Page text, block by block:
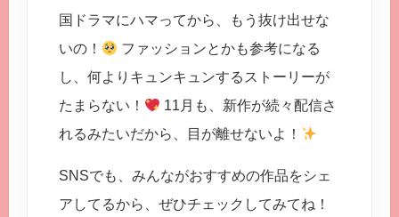
国ドラマにハマってから、もう抜け出せな
いの！
ファッションとかも参考になる
し、何よりキュンキュンするストーリーが
たまらない！
11月も、新作が続々配信さ
れるみたいだから、目が離せないよ！
SNSでも、みんながおすすめの作品をシェ
アしてるから、ぜひチェックしてみてね！